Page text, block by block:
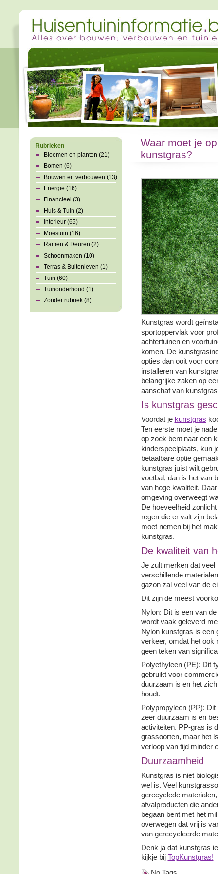
Rubrieken
Bloemen en planten (21)
Bomen (6)
Bouwen en verbouwen (13)
Energie (16)
Financieel (3)
Huis & Tuin (2)
Interieur (65)
Moestuin (16)
Ramen & Deuren (2)
Schoonmaken (10)
Terras & Buitenleven (1)
Tuin (60)
Tuinonderhoud (1)
Zonder rubriek (8)
Waar moet je
kunstgras?
Kunstgras wordt
sportoppervlak voor
achtertuinen en
komen. De
opties dan ooit voor
installeren van
belangrijke zaken op
aanschaf van
Is kunstgras
Voordat je kunstgras
Ten eerste moet je
op zoek bent naar een
kinderspeelplaats, kun
betaalbare optie
kunstgras juist wilt
voetbal, dan is het van
van hoge kwaliteit.
omgeving overweegt
De hoeveelheid
regen die er valt zijn
moet nemen bij het
kunstgras.
De kwaliteit van
Je zult merken dat veel
verschillende
gazon zal veel van de
Dit zijn de meest
Nylon: Dit is een van
wordt vaak geleverd
Nylon kunstgras is een
verkeer, omdat het ook
geen teken van
Polyethyleen (PE): Dit
gebruikt voor
duurzaam is en het
houdt.
Polypropyleen (PP):
zeer duurzaam is en
activiteiten. PP-gras is
grassoorten, maar het
verloop van tijd minder
Duurzaamheid
Kunstgras is niet
wel is. Veel
gerecyclede
afvalproducten die
begaan bent met het
overwegen dat vrij is
van gerecycleerde
Denk ja dat kunstgras
kijkje bij TopKunstgras!
No Tags